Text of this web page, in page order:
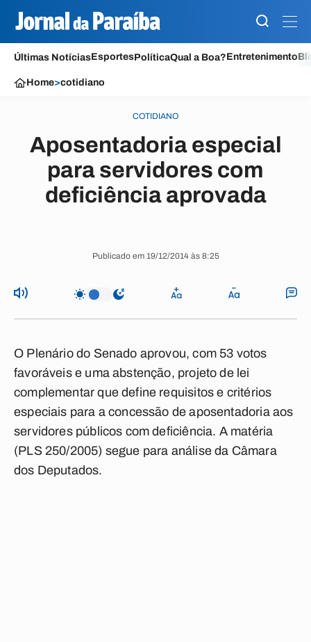
Últimas NotíciasEsportesPolíticaQual a Boa?Entretenimento
Home>cotidiano
COTIDIANO
Aposentadoria especial
para servidores com
deficiência aprovada
Publicado em 19/12/2014 às 8:25
O Plenário do Senado aprovou, com 53 votos
favoráveis e uma abstenção, projeto de lei
complementar que define requisitos e critérios
especiais para a concessão de aposentadoria aos
servidores públicos com deficiência. A matéria
(PLS 250/2005) segue para análise da Câmara
dos Deputados.